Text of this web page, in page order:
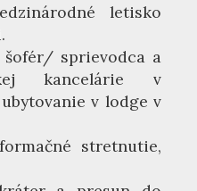
letisko
sprievodca a
kancelárie v
v lodge v
stretnutie,